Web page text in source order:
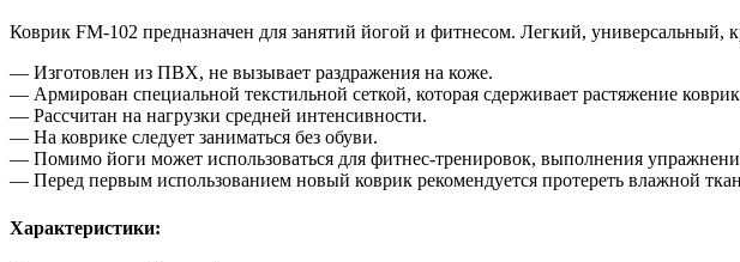
Коврик FM-102 предназначен для занятий йогой и фитнесом. Легкий, универсальный,
— Изготовлен из ПВХ, не вызывает раздражения на коже.
— Армирован специальной текстильной сеткой, которая сдерживает растяжение
— Рассчитан на нагрузки средней интенсивности.
— На коврике следует заниматься без обуви.
— Помимо йоги может использоваться для фитнес-тренировок, выполнения
— Перед первым использованием новый коврик рекомендуется протереть влажной
Характеристики: